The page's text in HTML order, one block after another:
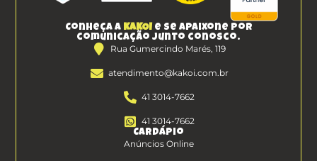
Conheça a KAKOI e se apaixone por
comunicação junto conosco.
Rua Gumercindo Marés, 119
atendimento@kakoi.com.br
41 3014-7662
41 3014-7662
Cardápio
Anúncios Online